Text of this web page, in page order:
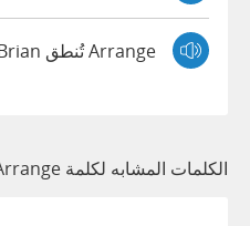
Arrange تُنطق Brian
الكلمات المشابه لكلمة Arrange